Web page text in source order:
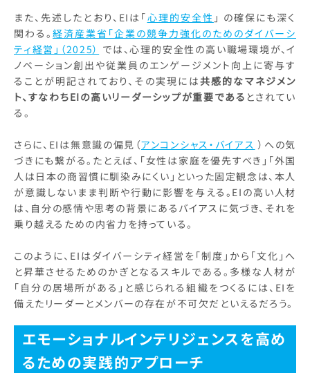
また、先述したとおり、EIは「心理的安全性 」 の確保にも深く
関わる。経済産業省「企業の競争力強化のためのダイバーシ
ティ経営」（2025） では、心理的安全性の高い職場環境が、イ
ノベーション創出や従業員のエンゲージメント向上に寄与す
ることが明記されており、その実現には共感的なマネジメン
ト、すなわちEIの高いリーダーシップが重要である とされてい
る。
さらに、EIは無意識の偏見（アンコンシャス・バイアス ）への気
づきにも繋がる。たとえば、「女性は家庭を優先すべき」「外国
人は日本の商習慣に馴染みにくい」といった固定観念は、本人
が意識しないまま判断や行動に影響を与える。EIの高い人材
は、自分の感情や思考の背景にあるバイアスに気づき、それを
乗り越えるための内省力を持っている。
このように、EIはダイバーシティ経営を「制度」から「文化」へ
と昇華させるためのかぎとなるスキルである。多様な人材が
「自分の居場所がある」と感じられる組織をつくるには、EIを
備えたリーダーとメンバーの存在が不可欠だといえるだろう。
エモーショナルインテリジェンスを高め
るための実践的アプローチ